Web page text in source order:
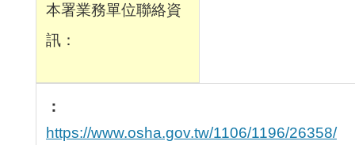
本署業務單位聯絡資
訊：
https://www.osha.gov.tw/1106/1196/26358/